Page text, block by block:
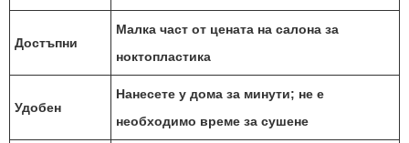
Достъпни
Малка част от цената на салона за
ноктопластика
Удобен
Нанесете у дома за минути; не е
необходимо време за сушене